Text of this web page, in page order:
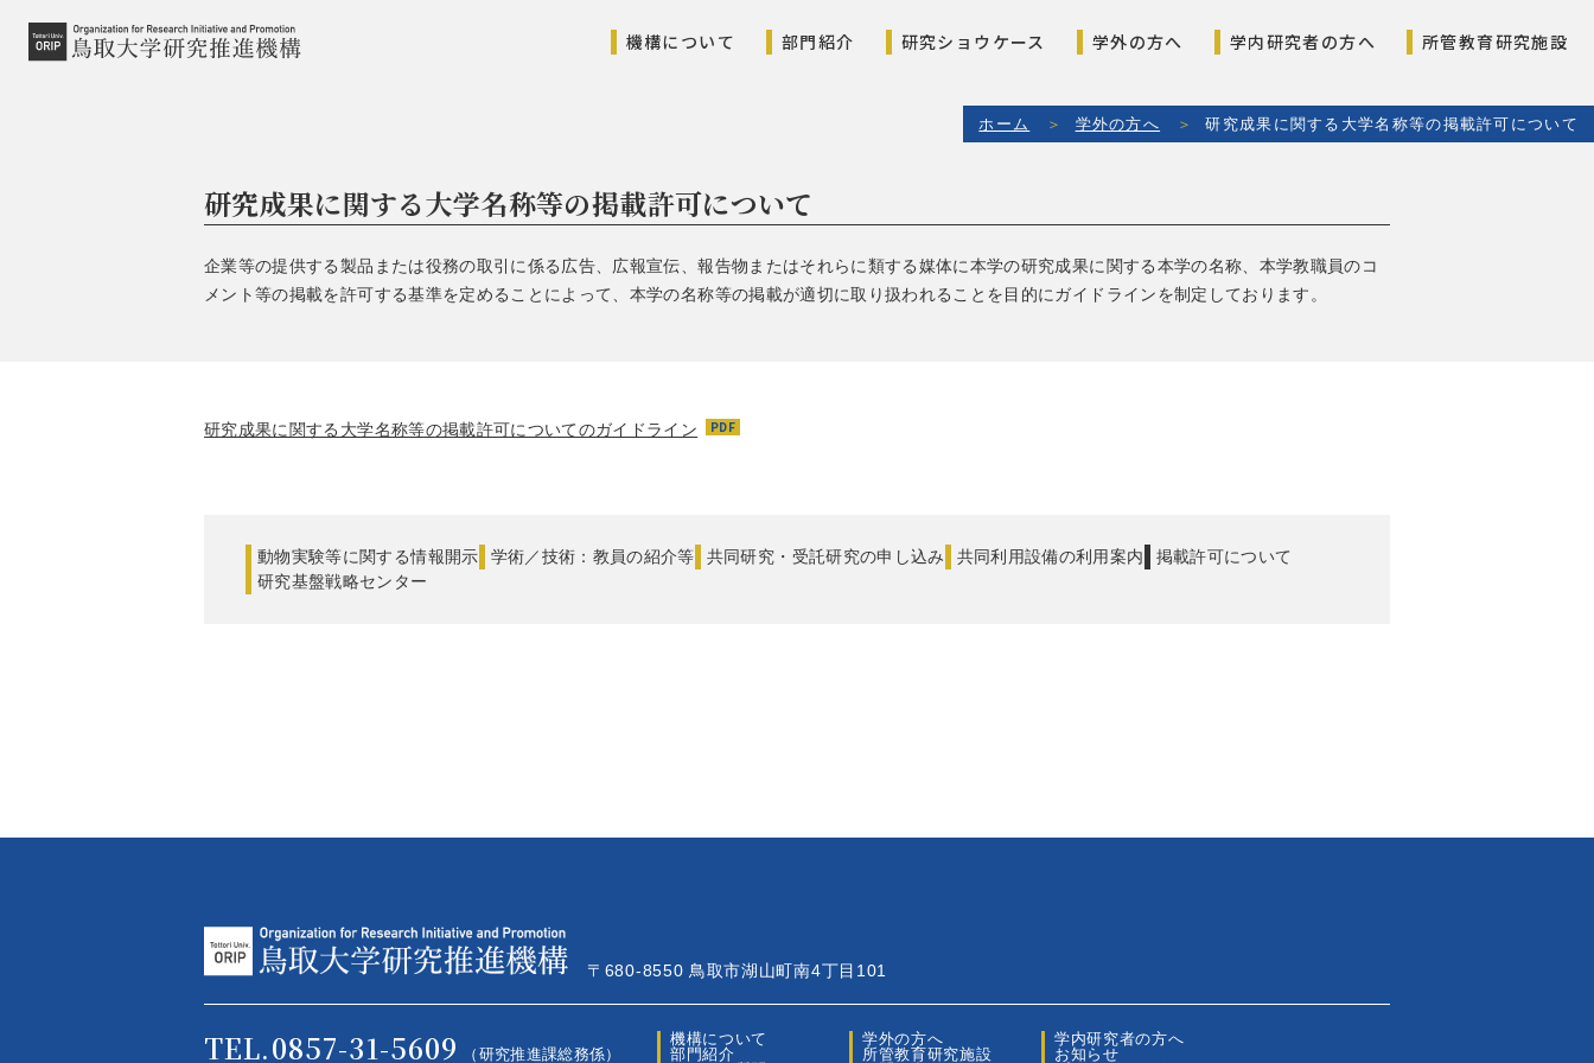
機構について 部門紹介 研究ショウケース 学外の方へ 学内研究者の方へ 所管教育研究施設
ホーム 学外の方へ 研究成果に関する大学名称等の掲載許可について
研究成果に関する大学名称等の掲載許可について
企業等の提供する製品または役務の取引に係る広告、広報宣伝、報告物またはそれらに類する媒体に本学の研究成果に関する本学の名称、本学教職員のコ
メント等の掲載を許可する基準を定めることによって、本学の名称等の掲載が適切に取り扱われることを目的にガイドラインを制定しております。
研究成果に関する大学名称等の掲載許可についてのガイドライン
動物実験等に関する情報開示 学術／技術：教員の紹介等 共同研究・受託研究の申し込み 共同利用設備の利用案内
掲載許可について
研究基盤戦略センター
〒680-8550 鳥取市湖山町南4丁目101
TEL.0857-31-5609 （研究推進課総務係）
機構について 学外の方へ
学内研究者の方へ
部門紹介
所管教育研究施設
お知らせ